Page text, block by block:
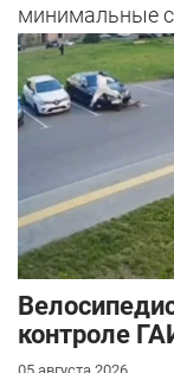
минимальные
контроле